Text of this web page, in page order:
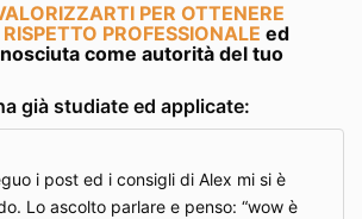
PER OTTENERE
PROFESSIONALE ed
come autorità del tuo
già studiate ed applicate:
i post ed i consigli di Alex mi si è
Lo ascolto parlare e penso: “wow è